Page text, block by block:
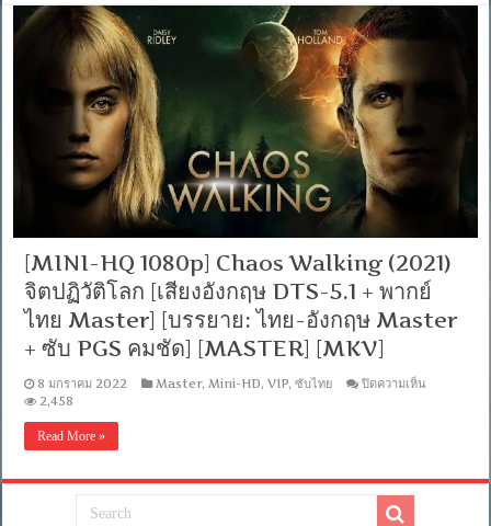
[MINI-HQ 1080p] Chaos Walking (2021)
จิตปฏิวัติโลก [เสียงอังกฤษ DTS-5.1 + พากย์
ไทย Master] [บรรยาย: ไทย-อังกฤษ Master
+ ซับ PGS คมชัด] [MASTER] [MKV]
8 มกราคม 2022 Master, Mini-HD,VIP,ซับไทย ปิดความเห็น
(2021)
2,458
Read More »